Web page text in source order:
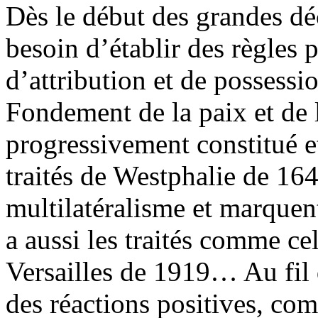
Dès le début des grandes
besoin d’établir des règles
d’attribution et de
Fondement de la paix et
progressivement constitué
traités de Westphalie de
multilatéralisme et
a aussi les traités comme
Versailles de 1919… Au fil
des réactions positives,